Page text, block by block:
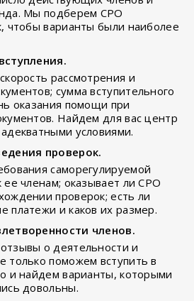
Мы подберем СРО
чтобы варианты были наиболее
рассмотрения и
сумма вступительного
оказания помощи при
Найдем для вас центр
условиями.
проверок.
саморегулируемой
ее членам; оказывает ли СРО
проверок; есть ли
платежи и каков их размер.
членов.
о деятельности и
поможем вступить в
и найдем варианты, которыми
довольны.